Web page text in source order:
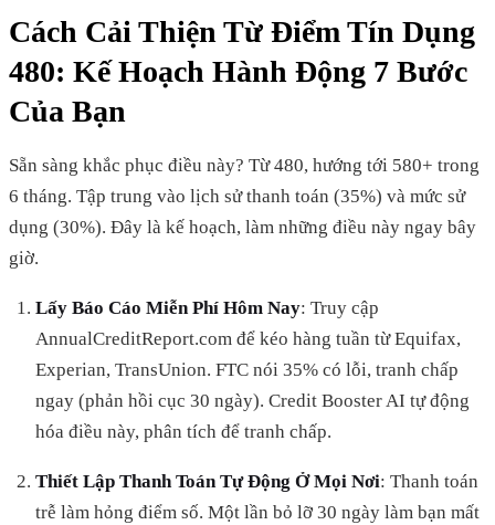
Cách Cải Thiện Từ Điểm Tín Dụng
480: Kế Hoạch Hành Động 7 Bước
Của Bạn
Sẵn sàng khắc phục điều này? Từ 480, hướng tới 580+ trong
6 tháng. Tập trung vào lịch sử thanh toán (35%) và mức sử
dụng (30%). Đây là kế hoạch, làm những điều này ngay bây
giờ.
Lấy Báo Cáo Miễn Phí Hôm Nay: Truy cập
AnnualCreditReport.com để kéo hàng tuần từ Equifax,
Experian, TransUnion. FTC nói 35% có lỗi, tranh chấp
ngay (phản hồi cục 30 ngày). Credit Booster AI tự động
hóa điều này, phân tích để tranh chấp.
Thiết Lập Thanh Toán Tự Động Ở Mọi Nơi: Thanh toán
trễ làm hỏng điểm số. Một lần bỏ lỡ 30 ngày làm bạn mất